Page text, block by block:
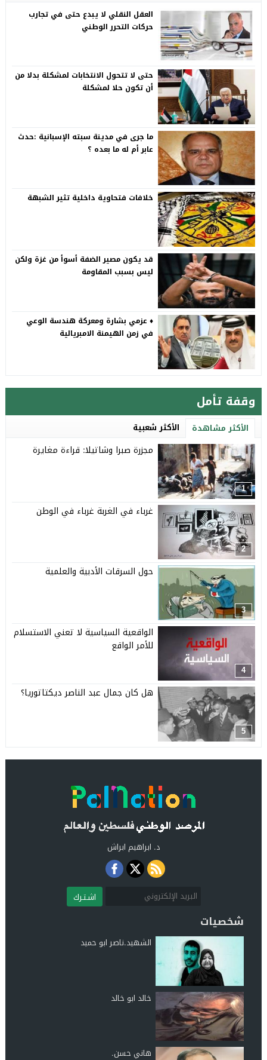
العقل النقلي لا يبدع حتى في تجارب
حركات التحرر الوطني
حتى لا تتحول الانتخابات لمشكلة بدلا من
أن تكون حلا لمشكلة
ما جرى في مدينة سبته الإسبانية :حدث
عابر أم له ما بعده ؟
خلافات فتحاوية داخلية تثير الشبهة
قد يكون مصير الضفة أسوأ من غزة ولكن
ليس بسبب المقاومة
♦️ عزمي بشارة ومعركة هندسة الوعي
في زمن الهيمنة الامبريالية
وقفة تأمل
الأكثر مشاهدة الأكثر شعبية
1
مجزرة صبرا وشاتيلا: قراءة مغايرة
2
غرباء في الغربة غرباء في الوطن
3
حول السرقات الأدبية والعلمية
4
الواقعية السياسية لا تعني الاستسلام
للأمر الواقع
5
هل كان جمال عبد الناصر ديكتاتوريا؟
د. ابراهيم ابراش
اشـتـرك
شخصيات
الشهيد.ناصر ابو حميد
خالد ابو خالد
هاني حسن.